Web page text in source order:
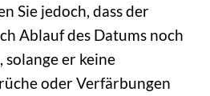
Sie jedoch, dass der
Ablauf des Datums noch
solange er keine
oder Verfärbungen